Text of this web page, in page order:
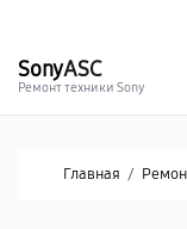
SonyASC
Ремонт техники Sony
Главная /